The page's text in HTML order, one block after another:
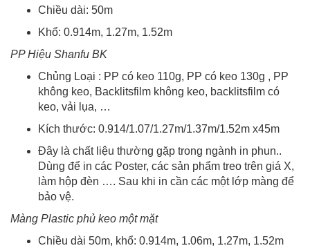
Chiều dài: 50m
Khổ: 0.914m, 1.27m, 1.52m
PP Hiệu Shanfu BK
Chủng Loại : PP có keo 110g, PP có keo 130g , PP
không keo, Backlitsfilm không keo, backlitsfilm có
keo, vải lụa, …
Kích thước: 0.914/1.07/1.27m/1.37m/1.52m x45m
Đây là chất liệu thường gặp trong ngành in phun..
Dùng để in các Poster, các sản phẩm treo trên giá X,
làm hộp đèn …. Sau khi in cần các một lớp màng để
bảo vệ.
Màng Plastic phủ keo một mặt
Chiều dài 50m, khổ: 0.914m, 1.06m, 1.27m, 1.52m